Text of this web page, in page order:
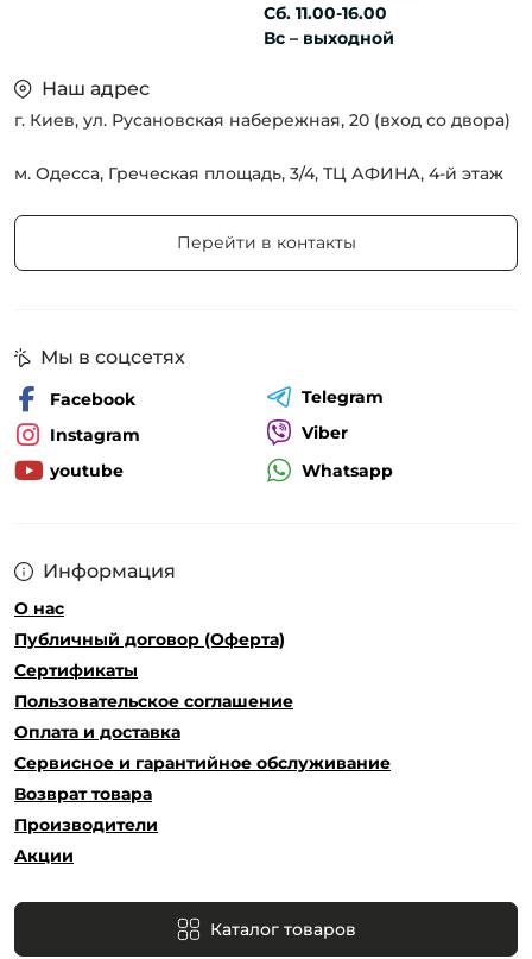
Сб. 11.00-16.00
Вс – выходной
Наш адрес
г. Киев, ул. Русановская набережная, 20 (вход со двора)
м. Одесса, Греческая площадь, 3/4, ТЦ АФИНА, 4-й этаж
Перейти в контакты
Информация
О нас
Публичный договор (Оферта)
Сертификаты
Пользовательское соглашение
Оплата и доставка
Сервисное и гарантийное обслуживание
Возврат товара
Производители
Акции
Каталог товаров
Мы в соцсетях
Facebook
Instagram
youtube
Telegram
Viber
Whatsapp